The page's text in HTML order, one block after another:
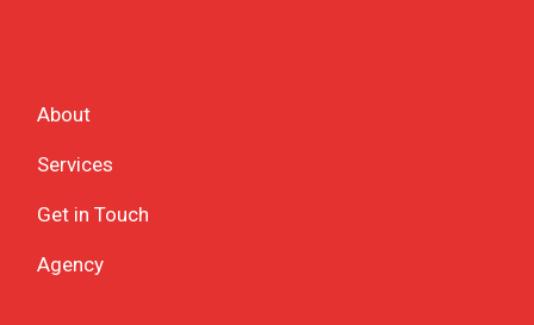
About
Services
Get in Touch
Agency